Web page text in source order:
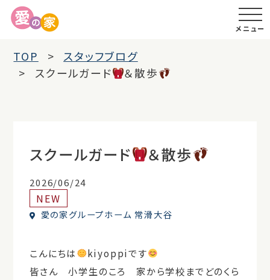
メニュー
TOP
スタッフブログ
スクールガード
＆散歩
スクールガード ＆散歩
2026/06/24
NEW
愛の家グループホーム 常滑大谷
こんにちは
kiyoppiです
皆さん 小学生のころ 家から学校までどのくら